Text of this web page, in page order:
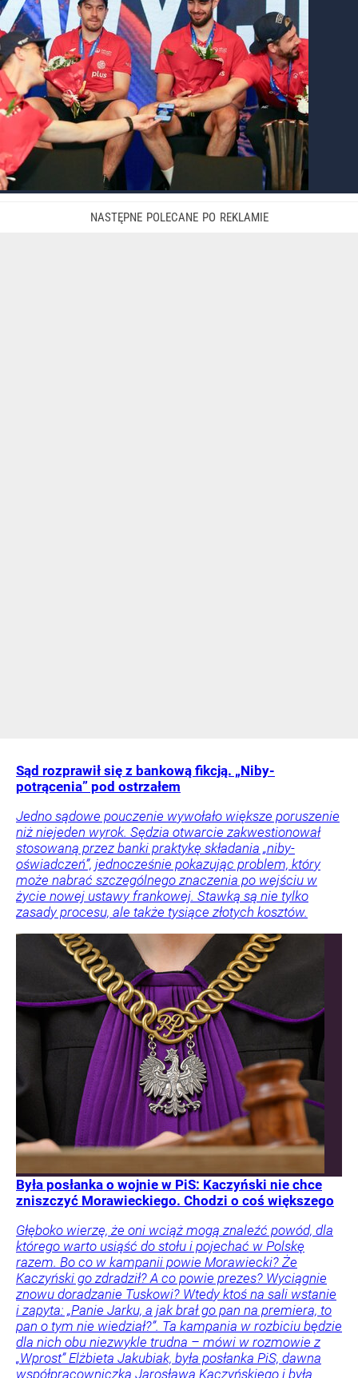
Sąd rozprawił się z bankową fikcją. „Niby-
potrącenia” pod ostrzałem
Jedno sądowe pouczenie wywołało większe poruszenie
niż niejeden wyrok. Sędzia otwarcie zakwestionował
stosowaną przez banki praktykę składania „niby-
oświadczeń”, jednocześnie pokazując problem, który
może nabrać szczególnego znaczenia po wejściu w
życie nowej ustawy frankowej. Stawką są nie tylko
zasady procesu, ale także tysiące złotych kosztów.
Była posłanka o wojnie w PiS: Kaczyński nie chce
zniszczyć Morawieckiego. Chodzi o coś większego
Głęboko wierzę, że oni wciąż mogą znaleźć powód, dla
którego warto usiąść do stołu i pojechać w Polskę
razem. Bo co w kampanii powie Morawiecki? Że
Kaczyński go zdradził? A co powie prezes? Wyciągnie
znowu doradzanie Tuskowi? Wtedy ktoś na sali wstanie
i zapyta: „Panie Jarku, a jak brał go pan na premiera, to
pan o tym nie wiedział?”. Ta kampania w rozbiciu będzie
dla nich obu niezwykle trudna – mówi w rozmowie z
„Wprost” Elżbieta Jakubiak, była posłanka PiS, dawna
współpracowniczka Jarosława Kaczyńskiego i była